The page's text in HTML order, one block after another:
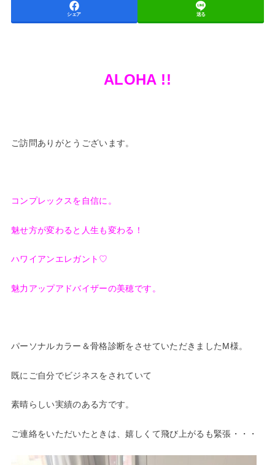
シェア 送る
ALOHA !!
ご訪問ありがとうございます。
コンプレックスを自信に。
魅せ方が変わると人生も変わる！
ハワイアンエレガント♡
魅力アップアドバイザーの美穂です。
パーソナルカラー＆骨格診断をさせていただきましたM様。
既にご自分でビジネスをされていて
素晴らしい実績のある方です。
ご連絡をいただいたときは、嬉しくて飛び上がるも緊張・・・